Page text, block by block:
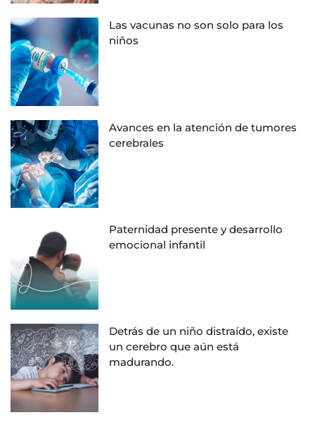
Las vacunas no son solo para los
niños
Avances en la atención de tumores
cerebrales
Paternidad presente y desarrollo
emocional infantil
Detrás de un niño distraído, existe
un cerebro que aún está
madurando.